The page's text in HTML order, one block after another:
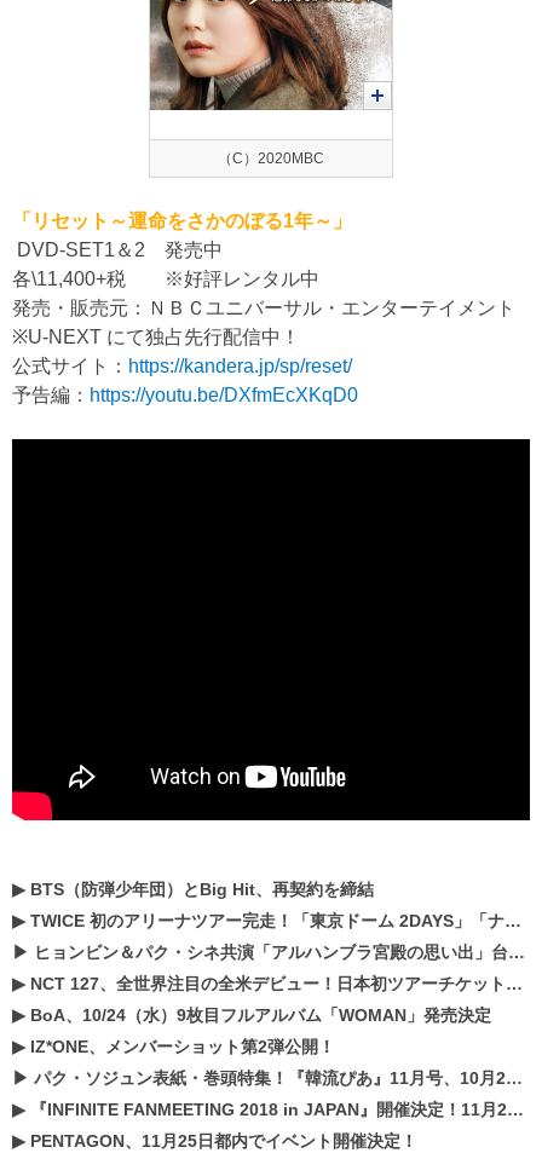
（C）2020MBC
「リセット～運命をさかのぼる1年～」
DVD-SET1＆2 発売中
各\11,400+税 ※好評レンタル中
発売・販売元：ＮＢＣユニバーサル・エンターテイメント
※U-NEXT にて独占先行配信中！
公式サイト： https://kandera.jp/sp/reset/
予告編： https://youtu.be/DXfmEcXKqD0
▶ BTS（防弾少年団）とBig Hit、再契約を締結
▶TWICE 初のアリーナツアー完走！「東京ドーム 2DAYS」「ナゴヤドーム1DAY」「京セラドーム1DAY」2019年ドームツアー開催決定！！
▶ ヒョンビン＆パク・シネ共演「アルハンブラ宮殿の思い出」台本読み現場を公開
▶ NCT 127、全世界注目の全米デビュー！日本初ツアーチケットが早くもプレミア化！？
▶ BoA、10/24（水）9枚目フルアルバム「WOMAN」発売決定
▶ IZ*ONE、メンバーショット第2弾公開！
▶ パク・ソジュン表紙・巻頭特集！『韓流ぴあ』11月号、10月22日（月）発売！
▶
『INFINITE FANMEETING 2018 in JAPAN』開催決定！11月21、22日にパシフィコ横浜にて実施
▶ PENTAGON、11月25日都内でイベント開催決定！